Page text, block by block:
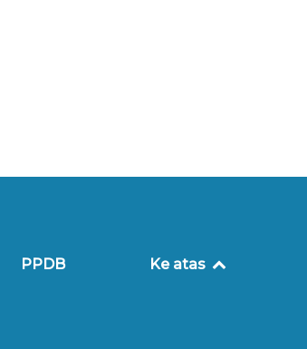
PPDB Ke atas